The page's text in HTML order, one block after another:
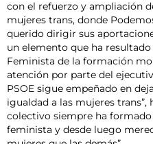
con el refuerzo y ampliación
mujeres trans, donde
querido dirigir sus
un elemento que ha
Feminista de la formación
atención por parte del
PSOE sigue empeñado en
igualdad a las mujeres trans”,
colectivo siempre ha
feminista y desde luego